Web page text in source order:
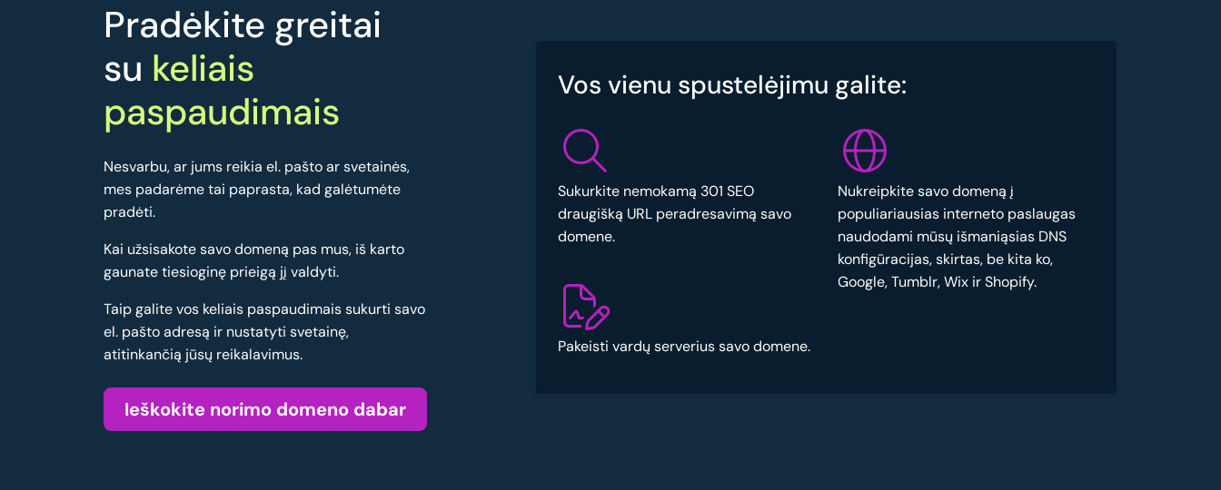
Pradėkite greitai
su keliais
paspaudimais
Nesvarbu, ar jums reikia el. pašto ar svetainės,
mes padarėme tai paprasta, kad galėtumėte
pradėti.
Kai užsisakote savo domeną pas mus, iš karto
gaunate tiesioginę prieigą jį valdyti.
Taip galite vos keliais paspaudimais sukurti savo
el. pašto adresą ir nustatyti svetainę,
atitinkančią jūsų reikalavimus.
Ieškokite norimo domeno dabar
Vos vienu spustelėjimu galite:
Sukurkite nemokamą 301 SEO
draugišką URL peradresavimą savo
domene.
Pakeisti vardų serverius savo domene.
Nukreipkite savo domeną į
populiariausias interneto paslaugas
naudodami mūsų išmaniąsias DNS
konfigūracijas, skirtas, be kita ko,
Google, Tumblr, Wix ir Shopify.